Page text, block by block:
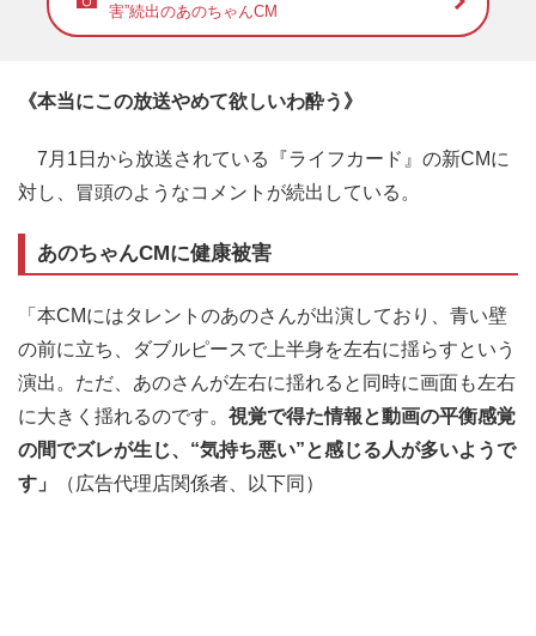
害”続出のあのちゃんCM
《本当にこの放送やめて欲しいわ酔う》
7月1日から放送されている『ライフカード』の新CMに
対し、冒頭のようなコメントが続出している。
あのちゃんCMに健康被害
「本CMにはタレントのあのさんが出演しており、青い壁
の前に立ち、ダブルピースで上半身を左右に揺らすという
演出。ただ、あのさんが左右に揺れると同時に画面も左右
に大きく揺れるのです。 視覚で得た情報と動画の平衡感覚
の間でズレが生じ、“気持ち悪い”と感じる人が多いようで
す」
（広告代理店関係者、以下同）